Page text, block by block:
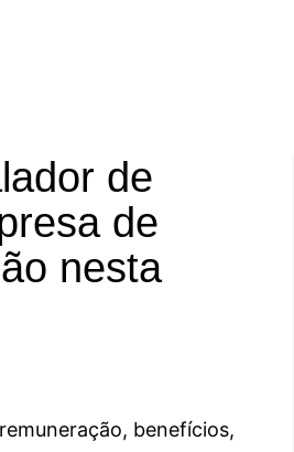
de
de
nesta
benefícios,